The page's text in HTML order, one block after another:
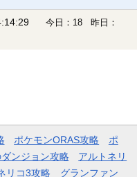
今日：18 昨日：
ポケモンORAS攻略
ポ
ンジョン攻略
アルトネリ
リコ3攻略 グランファン